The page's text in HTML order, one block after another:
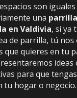
son iguales
una parrilla
en Valdivia, si ya
de parrilla, tú nos
que quieres en tu
ideas
para que
tu hogar o negocio.